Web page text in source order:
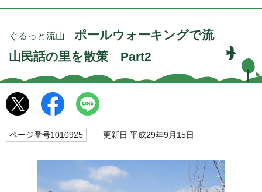
ぐるっと流山 ポールウォーキングで流
山民話の里を散策 Part2
ページ番号1010925 更新日 平成29年9月15日